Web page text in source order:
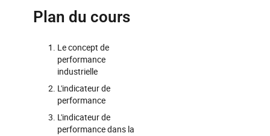
Plan du cours
Le concept de
performance
industrielle
L'indicateur de
performance
L'indicateur de
performance dans la